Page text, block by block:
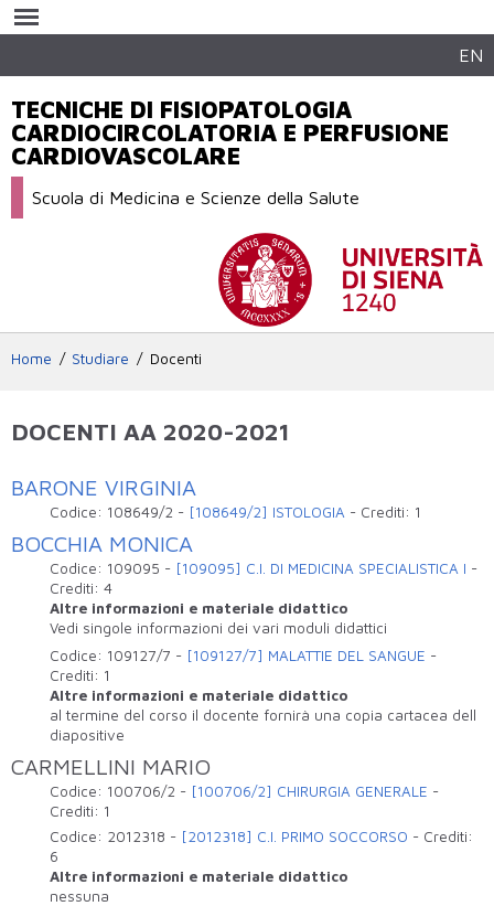
contenuto
EN
TECNICHE DI FISIOPATOLOGIA
CARDIOCIRCOLATORIA E PERFUSIONE
CARDIOVASCOLARE
Scuola di Medicina e Scienze della Salute
Home Studiare Docenti
DOCENTI AA 2020-2021
BARONE VIRGINIA
Codice: 108649/2 - [108649/2] ISTOLOGIA - Crediti: 1
BOCCHIA MONICA
Codice: 109095 - [109095] C.I. DI MEDICINA SPECIALISTICA I -
Crediti:4
Altre informazioni e materiale didattico
Vedi singole informazioni dei vari moduli didattici
Codice: 109127/7 - [109127/7] MALATTIE DEL SANGUE -
Crediti: 1
Altre informazioni e materiale didattico
al termine del corso il docente fornirà una copia cartacea dell
diapositive
CARMELLINI MARIO
Codice: 100706/2 - [100706/2] CHIRURGIA GENERALE -
Crediti: 1
Codice: 2012318 - [2012318] C.I. PRIMO SOCCORSO - Crediti:
6
Altre informazioni e materiale didattico
nessuna